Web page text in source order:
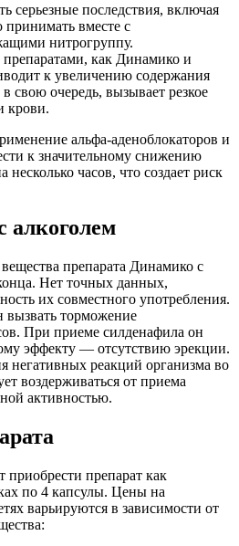
серьезные последствия, включая
принимать вместе с
нитрогруппу.
как Динамико и
к увеличению содержания
свою очередь, вызывает резкое
крови.
альфа-аденоблокаторов и
к значительному снижению
несколько часов, что создает риск
алкоголем
препарата Динамико с
Нет точных данных,
их совместного употребления.
вызвать торможение
При приеме силденафила он
эффекту — отсутствию эрекции.
негативных реакций организма во
воздерживаться от приема
активностью.
приобрести препарат как
по 4 капсулы. Цены на
варьируются в зависимости от